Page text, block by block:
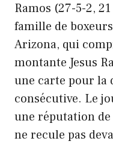
Ramos (27-5-2,
famille de
Arizona, qui
montante Jesus
une carte pour la
consécutive. Le
une réputation
ne recule pas